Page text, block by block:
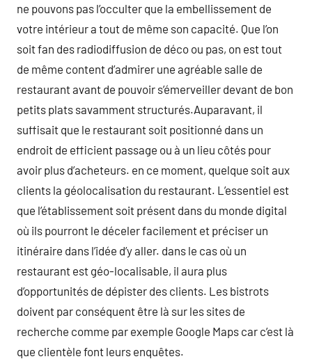
ne pouvons pas l’occulter que la embellissement de
votre intérieur a tout de même son capacité. Que l’on
soit fan des radiodiffusion de déco ou pas, on est tout
de même content d’admirer une agréable salle de
restaurant avant de pouvoir s’émerveiller devant de bon
petits plats savamment structurés.Auparavant, il
suffisait que le restaurant soit positionné dans un
endroit de efficient passage ou à un lieu côtés pour
avoir plus d’acheteurs. en ce moment, quelque soit aux
clients la géolocalisation du restaurant. L’essentiel est
que l’établissement soit présent dans du monde digital
où ils pourront le déceler facilement et préciser un
itinéraire dans l’idée d’y aller. dans le cas où un
restaurant est géo-localisable, il aura plus
d’opportunités de dépister des clients. Les bistrots
doivent par conséquent être là sur les sites de
recherche comme par exemple Google Maps car c’est là
que clientèle font leurs enquêtes.